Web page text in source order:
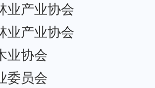
业产业协会
业产业协会
业协会
委员会